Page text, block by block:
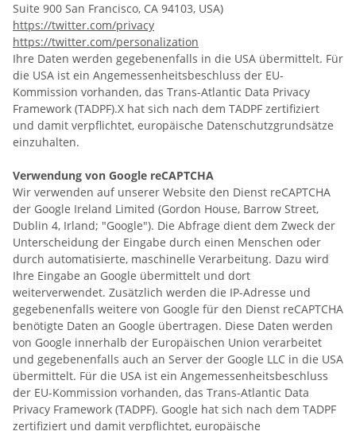
Suite 900 San Francisco, CA 94103, USA)
https://twitter.com/privacy
https://twitter.com/personalization
Ihre Daten werden gegebenenfalls in die USA übermittelt. Für
die USA ist ein Angemessenheitsbeschluss der EU-
Kommission vorhanden, das Trans-Atlantic Data Privacy
Framework (TADPF).X hat sich nach dem TADPF zertifiziert
und damit verpflichtet, europäische Datenschutzgrundsätze
einzuhalten.
Verwendung von Google reCAPTCHA
Wir verwenden auf unserer Website den Dienst reCAPTCHA
der Google Ireland Limited (Gordon House, Barrow Street,
Dublin 4, Irland; "Google"). Die Abfrage dient dem Zweck der
Unterscheidung der Eingabe durch einen Menschen oder
durch automatisierte, maschinelle Verarbeitung. Dazu wird
Ihre Eingabe an Google übermittelt und dort
weiterverwendet. Zusätzlich werden die IP-Adresse und
gegebenenfalls weitere von Google für den Dienst reCAPTCHA
benötigte Daten an Google übertragen. Diese Daten werden
von Google innerhalb der Europäischen Union verarbeitet
und gegebenenfalls auch an Server der Google LLC in die USA
übermittelt. Für die USA ist ein Angemessenheitsbeschluss
der EU-Kommission vorhanden, das Trans-Atlantic Data
Privacy Framework (TADPF). Google hat sich nach dem TADPF
zertifiziert und damit verpflichtet, europäische